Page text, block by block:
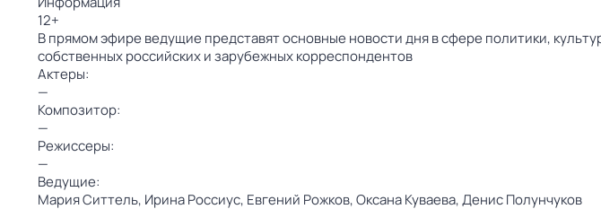
12+
В прямом эфире ведущие представят основные новости дня в сфере политики,
собственных российских и зарубежных корреспондентов
Актеры:
—
Композитор:
—
Режиссеры:
—
Ведущие:
Мария Ситтель, Ирина Россиус, Евгений Рожков,Оксана Куваева,Денис Полунчуков